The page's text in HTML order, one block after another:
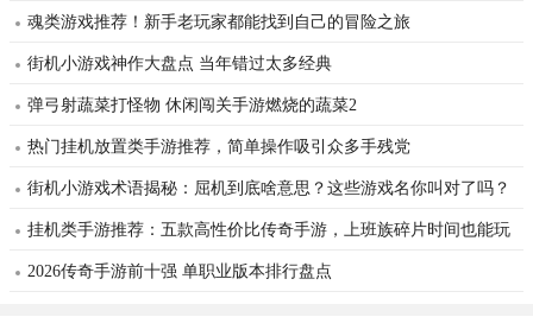
魂类游戏推荐！新手老玩家都能找到自己的冒险之旅
街机小游戏神作大盘点 当年错过太多经典
弹弓射蔬菜打怪物 休闲闯关手游燃烧的蔬菜2
热门挂机放置类手游推荐，简单操作吸引众多手残党
街机小游戏术语揭秘：屈机到底啥意思？这些游戏名你叫对了吗？
挂机类手游推荐：五款高性价比传奇手游，上班族碎片时间也能玩
2026传奇手游前十强 单职业版本排行盘点